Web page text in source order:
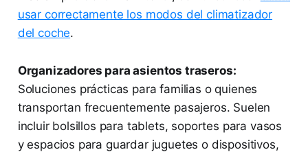
usar correctamente los modos del climatizador
del coche.
Organizadores para asientos traseros:
Soluciones prácticas para familias o quienes
transportan frecuentemente pasajeros. Suelen
incluir bolsillos para tablets, soportes para vasos
y espacios para guardar juguetes o dispositivos,